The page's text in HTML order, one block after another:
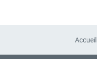
Accueil